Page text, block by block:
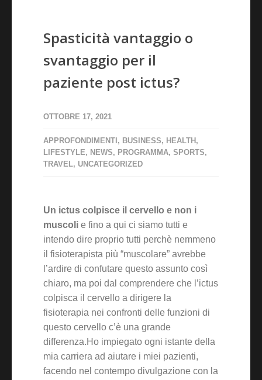
Spasticità vantaggio o
svantaggio per il
paziente post ictus?
OTTOBRE 17, 2021
APPROFONDIMENTI , BUSINESS, HEALTH ,
LIFESTYLE, NEWS, PROGRAMMA, SPORTS,
TRAVEL, UNCATEGORIZED
Un ictus colpisce il cervello e non i
muscoli e fino a qui ci siamo tutti e
intendo dire proprio tutti perchè nemmeno
il fisioterapista più “muscolare” avrebbe
l’ardire di confutare questo assunto così
chiaro, ma poi dal comprendere che l’ictus
colpisca il cervello a dirigere la
fisioterapia nei confronti delle funzioni di
questo cervello c’è una grande
differenza.Ho impiegato ogni istante della
mia carriera ad aiutare i miei pazienti,
facendo nel contempo divulgazione con la